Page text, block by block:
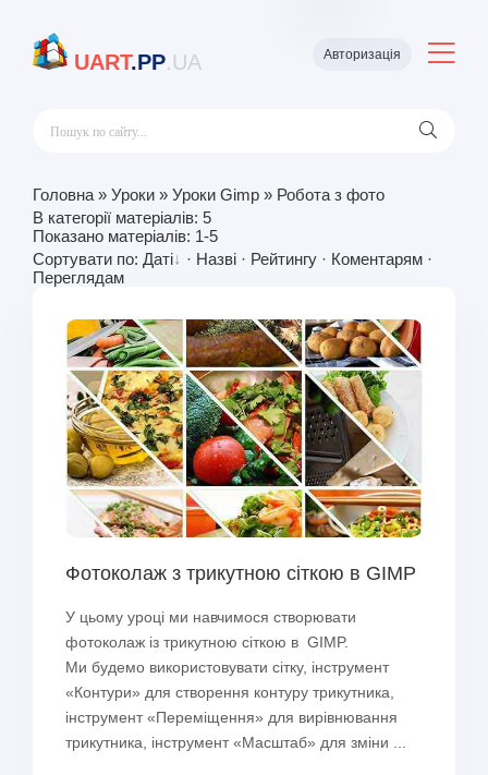
UART.PP.UA Авторизація
Головна » Уроки » Уроки Gimp » Робота з фото
В категорії матеріалів: 5
Показано матеріалів: 1-5
Сортувати по: Даті · Назві · Рейтингу · Коментарям ·
Переглядам
Фотоколаж з трикутною сіткою в GIMP
У цьому уроці ми навчимося створювати
фотоколаж із трикутною сіткою в GIMP.
Ми будемо використовувати сітку, інструмент
«Контури» для створення контуру трикутника,
інструмент «Переміщення» для вирівнювання
трикутника, інструмент «Масштаб» для зміни ...